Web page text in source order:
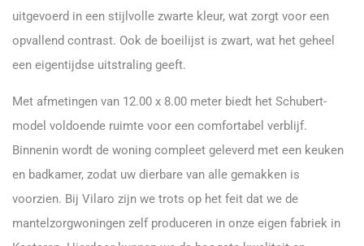
uitgevoerd in een stijlvolle zwarte kleur, wat zorgt voor een
opvallend contrast. Ook de boeilijst is zwart, wat het geheel
een eigentijdse uitstraling geeft.
Met afmetingen van 12.00 x 8.00 meter biedt het Schubert-
model voldoende ruimte voor een comfortabel verblijf.
Binnenin wordt de woning compleet geleverd met een keuken
en badkamer, zodat uw dierbare van alle gemakken is
voorzien. Bij Vilaro zijn we trots op het feit dat we de
mantelzorgwoningen zelf produceren in onze eigen fabriek in